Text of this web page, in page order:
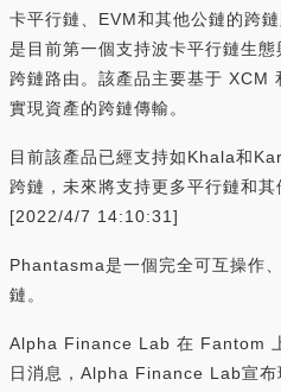
卡平行鏈、EVM和其他公鏈的跨
是目前第一個支持波卡平行鏈生
跨鏈路由。該產品主要基于 XCM
實現資產的跨鏈傳輸。
目前該產品已經支持如Khala和
跨鏈，未來將支持更多平行鏈和其
[2022/4/7 14:10:31]
Phantasma是一個完全可互操作
鏈。
Alpha Finance Lab 在 Fantom
日消息，Alpha Finance Lab宣